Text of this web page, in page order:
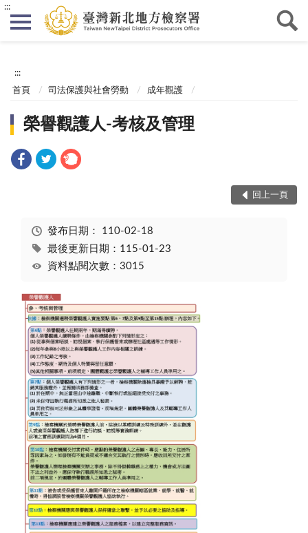
:::
:::
首頁 司法保護與社會勞動 成年觀護
榮譽觀護人-考核及管理
回上一頁
發布日期： 110-02-18
最後更新日期：115-01-23
資料點閱次數：3015